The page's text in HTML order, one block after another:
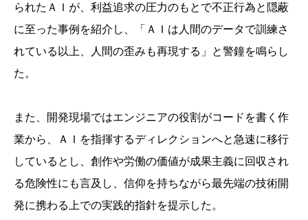
られたＡＩが、利益追求の圧力のもとで不正行為と隠蔽
に至った事例を紹介し、「ＡＩは人間のデータで訓練さ
れている以上、人間の歪みも再現する」と警鐘を鳴らし
た。
また、開発現場ではエンジニアの役割がコードを書く作
業から、ＡＩを指揮するディレクションへと急速に移行
しているとし、創作や労働の価値が成果主義に回収され
る危険性にも言及し、信仰を持ちながら最先端の技術開
発に携わる上での実践的指針を提示した。